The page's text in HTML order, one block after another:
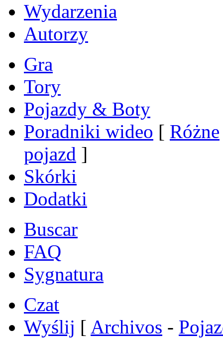
Wydarzenia
Autorzy
Gra
Tory
Pojazdy & Boty
Poradniki wideo [ Różne
pojazd ]
Skórki
Dodatki
Buscar
FAQ
Sygnatura
Czat
Wyślij [ Archivos -